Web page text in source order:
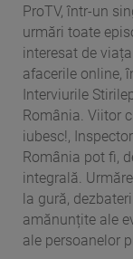
ProTV, într-un
urmări toate
interesat de
afacerile online,
Interviurile
România. Viitor
iubesc!,
România pot fi,
integrală.
la gură,
amănunțite ale
ale persoanelor